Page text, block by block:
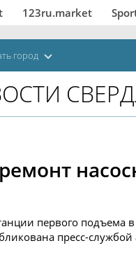
123ru.market
город
первого подъема
пресс-